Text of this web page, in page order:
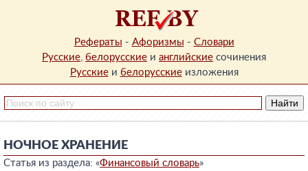
Рефераты - Афоризмы - Словари
Русские, белорусские и английские сочинения
Русскиеи белорусскиеизложения
НОЧНОЕ ХРАНЕНИЕ
Статья из раздела: «Финансовый словарь»